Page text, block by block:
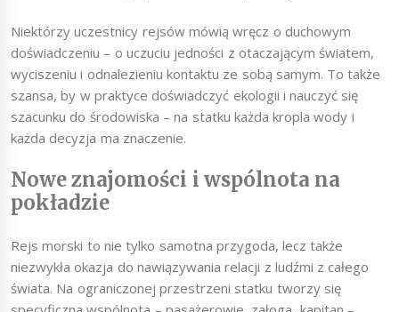
Niektórzy uczestnicy rejsów mówią wręcz o duchowym
doświadczeniu – o uczuciu jedności z otaczającym światem,
wyciszeniu i odnalezieniu kontaktu ze sobą samym. To także
szansa, by w praktyce doświadczyć ekologii i nauczyć się
szacunku do środowiska – na statku każda kropla wody i
każda decyzja ma znaczenie.
Nowe znajomości i wspólnota na
pokładzie
Rejs morski to nie tylko samotna przygoda, lecz także
niezwykła okazja do nawiązywania relacji z ludźmi z całego
świata. Na ograniczonej przestrzeni statku tworzy się